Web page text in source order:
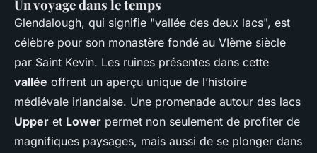
Un voyage dans le temps
Glendalough, qui signifie "vallée des deux lacs", est
célèbre pour son monastère fondé au VIème siècle
par Saint Kevin. Les ruines présentes dans cette
vallée offrent un aperçu unique de l’histoire
médiévale irlandaise. Une promenade autour des lacs
Upper et Lower permet non seulement de profiter de
magnifiques paysages, mais aussi de se plonger dans